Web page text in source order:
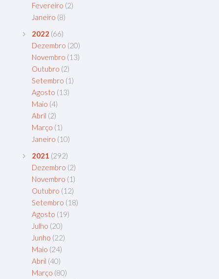
Fevereiro (2)
Janeiro (8)
2022 (66)
Dezembro (20)
Novembro (13)
Outubro (2)
Setembro (1)
Agosto (13)
Maio (4)
Abril (2)
Março (1)
Janeiro (10)
2021 (292)
Dezembro (2)
Novembro (1)
Outubro (12)
Setembro (18)
Agosto (19)
Julho (20)
Junho (22)
Maio (24)
Abril (40)
Março (80)